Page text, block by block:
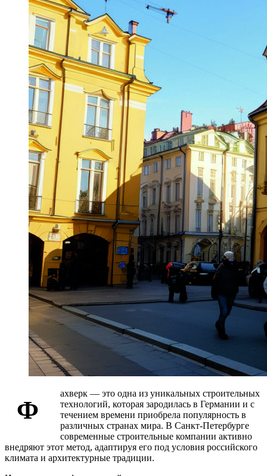
Ф
ахверк — это одна из уникальных строительных
технологий, которая зародилась в Германии и с
течением времени приобрела популярность в
различных странах мира. В Санкт-Петербурге
современные строительные компании активно
внедряют этот метод, адаптируя его под условия российского
климата и архитектурные традиции.